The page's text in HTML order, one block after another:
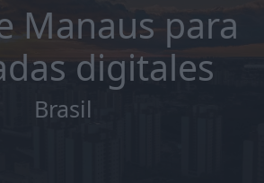
Manaus para
digitales
Brasil